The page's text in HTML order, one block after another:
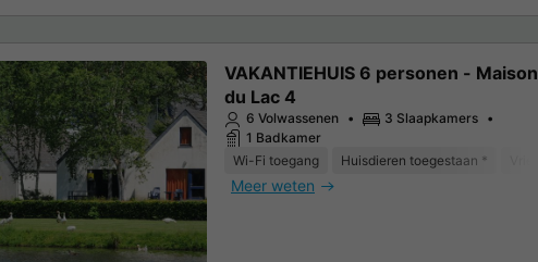
VAKANTIEHUIS 6 personen - Maison
du Lac 4
6 Volwassenen
3 Slaapkamers
1 Badkamer
Wi-Fi toegang
Huisdieren toegestaan *
Meer weten